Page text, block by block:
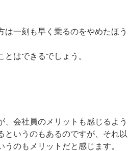
一刻も早く乗るのをやめたほう
はできるでしょう。
会社員のメリットも感じるよう
というのもあるのですが、それ以
のもメリットだと感じます。